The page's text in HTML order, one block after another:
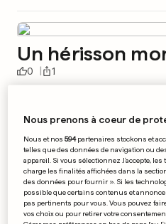
Un hérisson
0 1
Les
0 0
Nous prenons à coeur de
Nous et nos594partenaires stockons et
telles que des données de navigation ou
appareil. Si vous sélectionnez J'accepte,
charge les finalités affichées dans la
des données pour fournir ». Si les
possible que certains contenus et
pas pertinents pour vous. Vous pouvez
vos choix ou pour retirer votre